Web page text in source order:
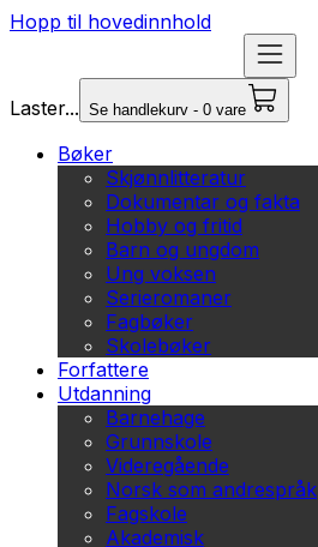
Hopp til hovedinnhold
Laster... Se handlekurv - 0 vare
Bøker
Skjønnlitteratur
Dokumentar og fakta
Hobby og fritid
Barn og ungdom
Ung voksen
Serieromaner
Fagbøker
Skolebøker
Forfattere
Utdanning
Barnehage
Grunnskole
Videregående
Norsk som andrespråk
Fagskole
Akademisk